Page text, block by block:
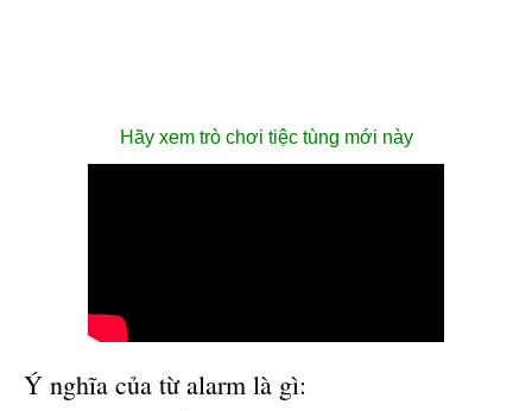
Hãy xem trò chơi tiệc tùng mới này
Ý nghĩa của từ alarm là gì: